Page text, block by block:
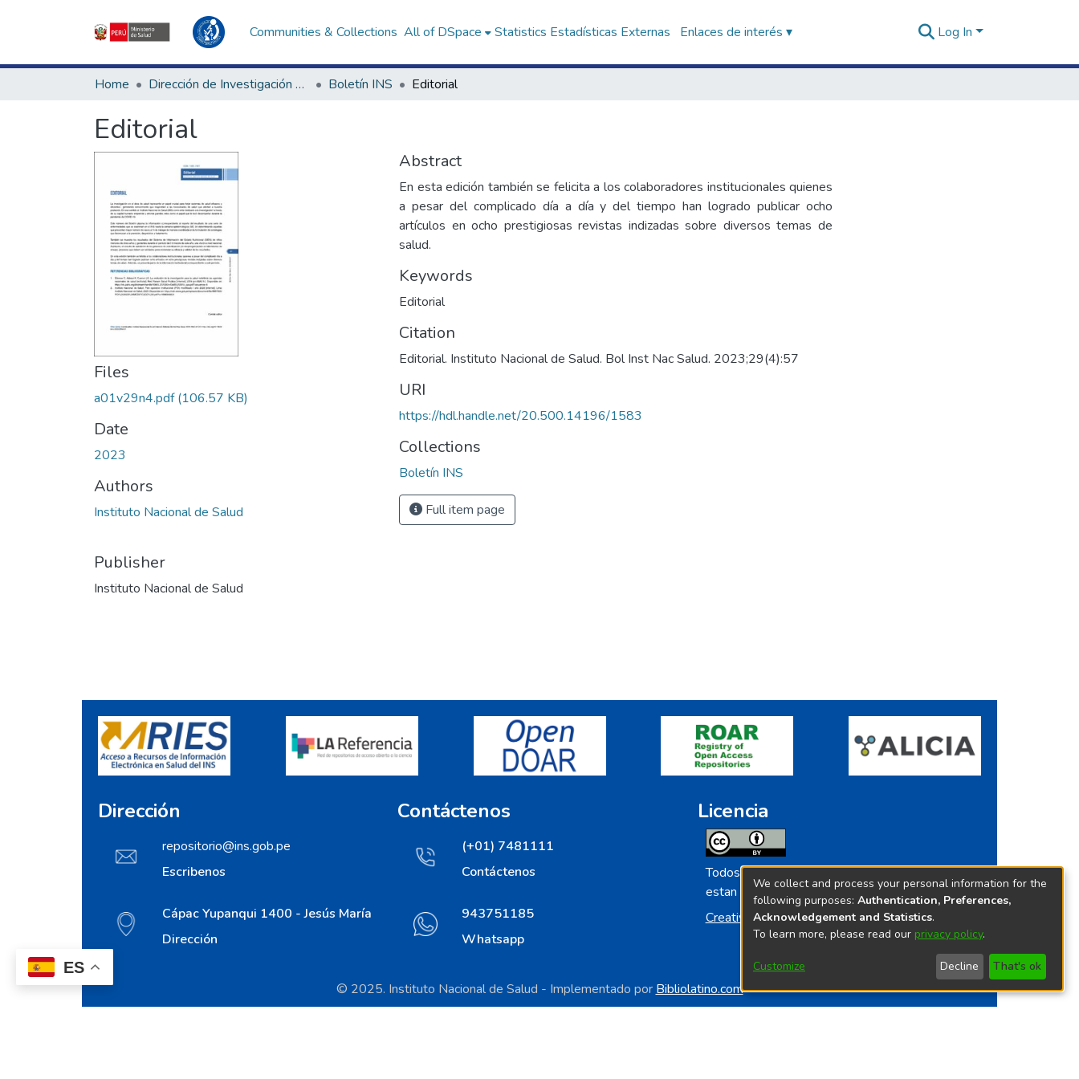
ES
Communities & Collections All of DSpace Statistics Estadísticas Externas Enlaces de interés ▾ Log In
Home Dirección de Investigación e Innovación en Salud Boletín INS Editorial
Editorial
Files
a01v29n4.pdf(106.57 KB)
Date
2023
Authors
Instituto Nacional de Salud
Publisher
Instituto Nacional de Salud
Abstract
En esta edición también se felicita a los colaboradores institucionales quienes
a pesar del complicado día a día y del tiempo han logrado publicar ocho
artículos en ocho prestigiosas revistas indizadas sobre diversos temas de
salud.
Keywords
Editorial
Citation
Editorial. Instituto Nacional de Salud. Bol Inst Nac Salud. 2023;29(4):57
URI
https://hdl.handle.net/20.500.14196/1583
Collections
Boletín INS
Full item page
Dirección
repositorio@ins.gob.pe
Escribenos
Cápac Yupanqui 1400 - Jesús María
Dirección
Contáctenos
(+01) 7481111
Contáctenos
943751185
Whatsapp
Licencia
Todos los contenidos de repositorio.ins.gob.pe
estan licenciados bajo
Creative Commoms License
© 2025. Instituto Nacional de Salud - Implementado por Bibliolatino.com
We collect and process your personal information for the
following purposes: Authentication, Preferences,
Acknowledgement and Statistics.
To learn more, please read our privacy policy.
Customize Decline That's ok